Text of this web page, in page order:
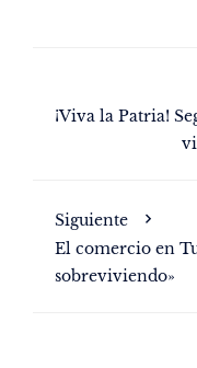
¡Viva la Patria!
Siguiente
El comercio en
sobreviviendo»